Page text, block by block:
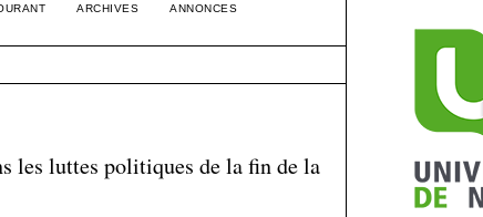
ARCHIVES
ANNONCES
les luttes politiques de la fin de la